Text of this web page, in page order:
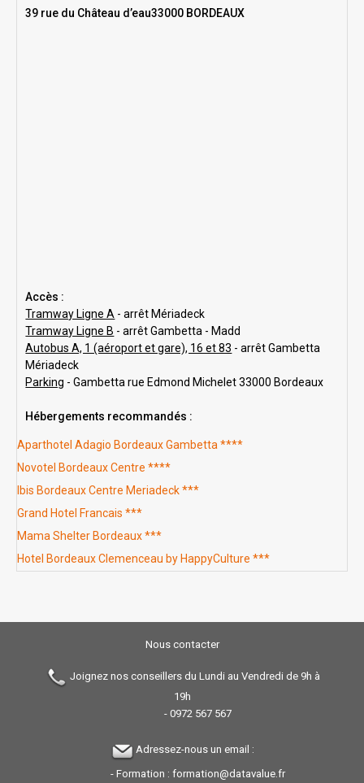
39 rue du Château d’eau33000 BORDEAUX
Accès :
Tramway Ligne A - arrêt Mériadeck
Tramway Ligne B - arrêt Gambetta - Madd
Autobus A, 1 (aéroport et gare), 16 et 83 - arrêt Gambetta
Mériadeck
Parking - Gambetta rue Edmond Michelet 33000 Bordeaux
Hébergements recommandés :
Aparthotel Adagio Bordeaux Gambetta ****
Novotel Bordeaux Centre ****
Ibis Bordeaux Centre Meriadeck ***
Grand Hotel Francais ***
Mama Shelter Bordeaux ***
Hotel Bordeaux Clemenceau by HappyCulture ***
Nous contacter
Joignez nos conseillers du Lundi au Vendredi de 9h à
19h
- 0972 567 567
Adressez-nous un email :
- Formation : formation@datavalue.fr